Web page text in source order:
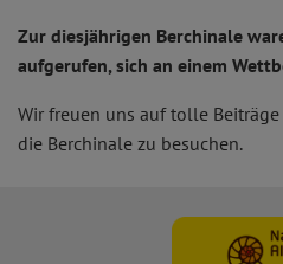
Zur diesjährigen Berchinale
aufgerufen, sich an einem
Wir freuen uns auf tolle
die Berchinale zu besuchen.